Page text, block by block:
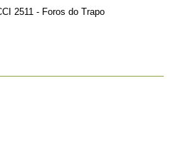
2511 - Foros do Trapo